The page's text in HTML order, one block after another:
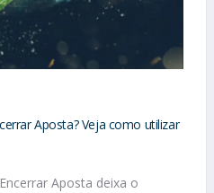
Aposta? Veja como utilizar
Aposta deixa o